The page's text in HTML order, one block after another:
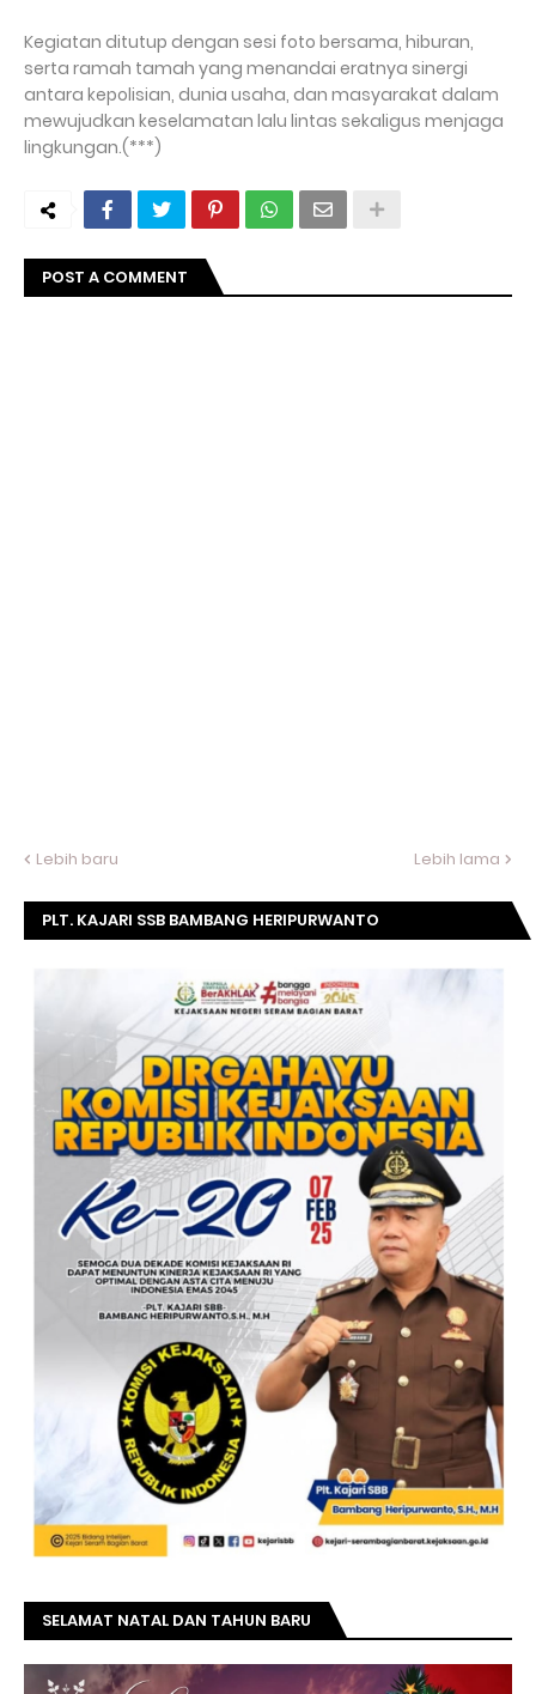
Kegiatan ditutup dengan sesi foto bersama, hiburan,
serta ramah tamah yang menandai eratnya sinergi
antara kepolisian, dunia usaha, dan masyarakat dalam
mewujudkan keselamatan lalu lintas sekaligus menjaga
lingkungan.(***)
POST A COMMENT
Lebih baru Lebih lama
PLT. KAJARI SSB BAMBANG HERIPURWANTO
KEJAKSAAN RI KE- 20 TAHUN.
SELAMAT NATAL DAN TAHUN BARU